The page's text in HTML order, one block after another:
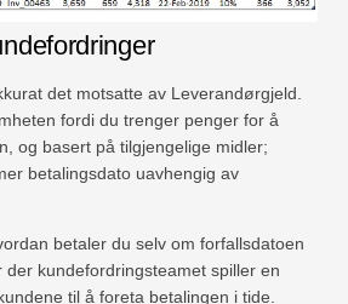
det motsatte av Leverandørgjeld.
fordi du trenger penger for å
og basert på tilgjengelige midler;
betalingsdato uavhengig av
betaler du selv om forfallsdatoen
kundefordringsteamet spiller en
til å foreta betalingen i tide.